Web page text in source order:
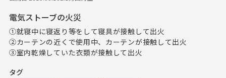
電気ストーブの火災
①就寝中に寝返り等をして寝具が接触して出火
②カーテンの近くで使用中、カーテンが接触して出火
③室内乾燥していた衣類が接触して出火
タグ